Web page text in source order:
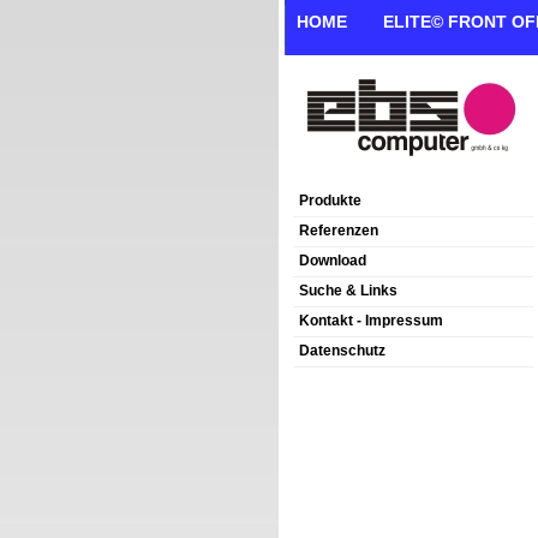
HOME ELITE© FRONT
Produkte
Referenzen
Download
Suche & Links
Kontakt - Impressum
Datenschutz